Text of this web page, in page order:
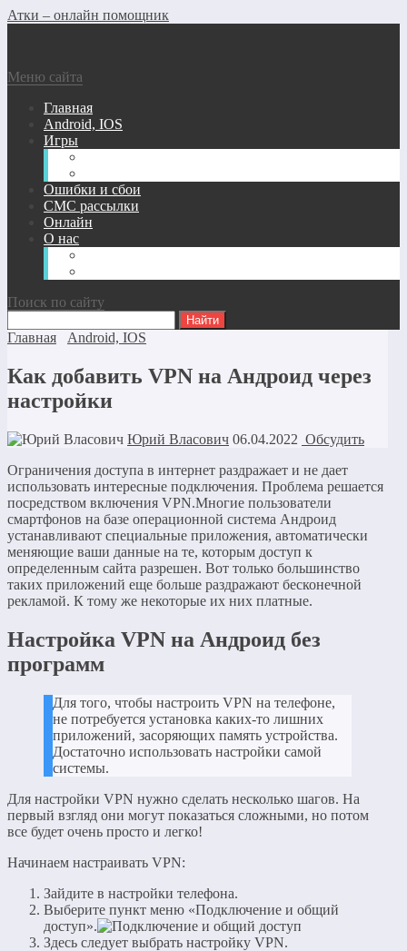
Атки – онлайн помощник
Меню сайта
Главная
Android, IOS
Игры
Ошибки и сбои
СМС рассылки
Онлайн
О нас
Поиск по сайту
Главная Android, IOS
Как добавить VPN на Андроид через
настройки
Юрий Власович 06.04.2022 Обсудить
Ограничения доступа в интернет раздражает и не дает
использовать интересные подключения. Проблема решается
посредством включения VPN.Многие пользователи
смартфонов на базе операционной система Андроид
устанавливают специальные приложения, автоматически
меняющие ваши данные на те, которым доступ к
определенным сайта разрешен. Вот только большинство
таких приложений еще больше раздражают бесконечной
рекламой. К тому же некоторые их них платные.
Настройка VPN на Андроид без
программ
Для того, чтобы настроить VPN на телефоне,
не потребуется установка каких-то лишних
приложений, засоряющих память устройства.
Достаточно использовать настройки самой
системы.
Для настройки VPN нужно сделать несколько шагов. На
первый взгляд они могут показаться сложными, но потом
все будет очень просто и легко!
Начинаем настраивать VPN:
Зайдите в настройки телефона.
Выберите пункт меню «Подключение и общий
доступ».
Здесь следует выбрать настройку VPN.